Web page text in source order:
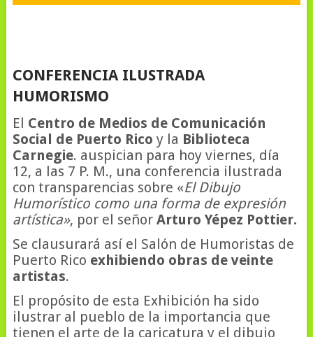
CONFERENCIA ILUSTRADA
HUMORISMO
El Centro de Medios de Comunicación
Social de Puerto Rico y la Biblioteca
Carnegie. auspician para hoy viernes, día
12, a las 7 P. M., una conferencia ilustrada
con transparencias sobre «El Dibujo
Humorístico como una forma de expresión
artística», por el señor Arturo Yépez Pottier.
Se clausurará así el Salón de Humoristas de
Puerto Rico exhibiendo obras de veinte
artistas.
El propósito de esta Exhibición ha sido
ilustrar al pueblo de la importancia que
tienen el arte de la caricatura y el dibujo